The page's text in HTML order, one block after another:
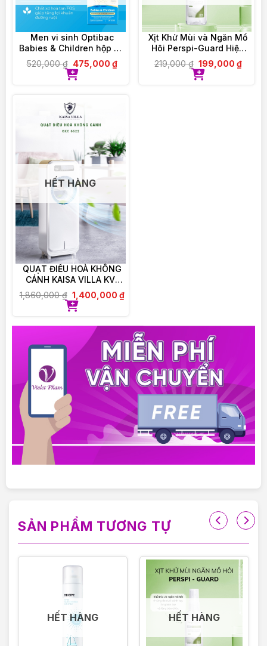
Men vi sinh Optibac
Babies & Children hộp 30
gói
520,000₫ 475,000 ₫
Xịt Khử Mùi và Ngăn Mồ
Hôi Perspi-Guard Hiệu
Quả Tối Ưu 30ml
219,000₫ 199,000 ₫
HẾT HÀNG
QUẠT ĐIỀU HOÀ KHÔNG
CÁNH KAISA VILLA KV-
QKC6622
1,860,000₫ 1,400,000 ₫
SẢN PHẨM TƯƠNG TỰ
HẾT HÀNG HẾT HÀNG